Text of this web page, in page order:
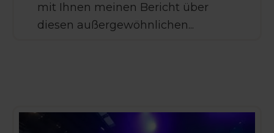
mit Ihnen meinen Bericht über
diesen außergewöhnlichen...